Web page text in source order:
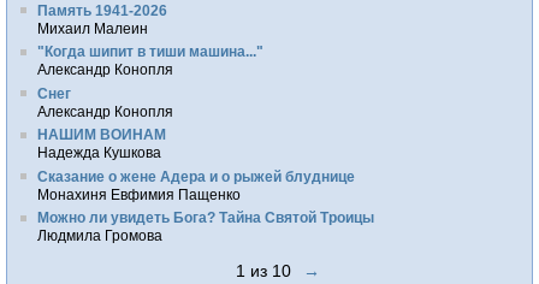
Память 1941-2026
Михаил Малеин
"Когда шипит в тиши машина..."
Александр Конопля
Снег
Александр Конопля
НАШИМ ВОИНАМ
Надежда Кушкова
Сказание о жене Адера и о рыжей блуднице
Монахиня Евфимия Пащенко
Можно ли увидеть Бога? Тайна Святой Троицы
Людмила Громова
1 из 10 →